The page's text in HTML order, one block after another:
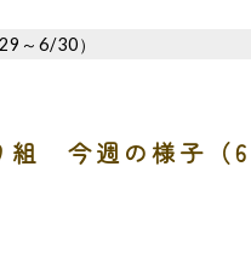
～6/30）
組 今週の様子（